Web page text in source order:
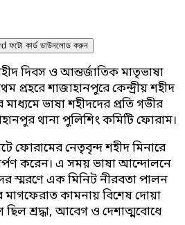
কার্ড ডাউনলোড করুন
দিবস ও আন্তর্জাতিক মাতৃভাষা
প্রহরে শাজাহানপুরে কেন্দ্রীয় শহীদ
ভাষা শহীদদের প্রতি গভীর
থানা পুলিশিং কমিটি ফোরাম।
ফোরামের নেতৃবৃন্দ শহীদ মিনারে
করেন। এ সময় ভাষা আন্দোলনে
স্মরণে এক মিনিট নীরবতা পালন
কামনায় বিশেষ দোয়া
শ্রদ্ধা, আবেগ ও দেশাত্মবোধে